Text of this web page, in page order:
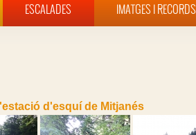
ESCALADES IMATGES I RECORDS
d'esquí de Mitjanés